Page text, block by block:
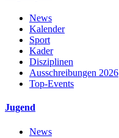
News
Kalender
Sport
Kader
Disziplinen
Ausschreibungen 2026
Top-Events
Jugend
News